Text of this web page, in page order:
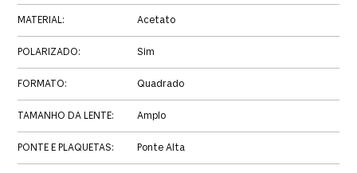
MATERIAL: Acetato
POLARIZADO: Sim
FORMATO: Quadrado
TAMANHO DA LENTE: Amplo
PONTE E PLAQUETAS: Ponte Alta